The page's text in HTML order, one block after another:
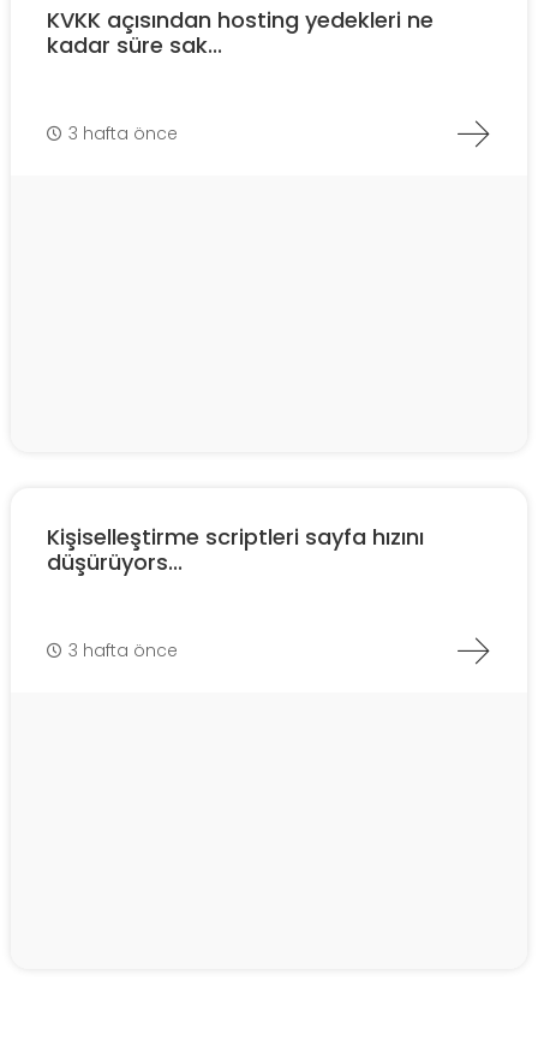
KVKK açısından hosting yedekleri ne
kadar süre sak...
3 hafta önce
Kişiselleştirme scriptleri sayfa hızını
düşürüyors...
3 hafta önce